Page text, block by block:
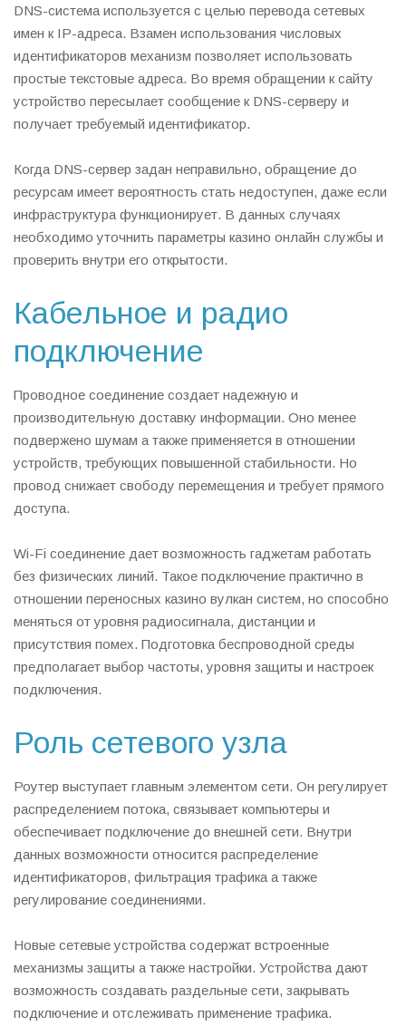
DNS-система используется с целью перевода сетевых
имен к IP-адреса. Взамен использования числовых
идентификаторов механизм позволяет использовать
простые текстовые адреса. Во время обращении к сайту
устройство пересылает сообщение к DNS-серверу и
получает требуемый идентификатор.
Когда DNS-сервер задан неправильно, обращение до
ресурсам имеет вероятность стать недоступен, даже если
инфраструктура функционирует. В данных случаях
необходимо уточнить параметры казино онлайн службы и
проверить внутри его открытости.
Кабельное и радио
подключение
Проводное соединение создает надежную и
производительную доставку информации. Оно менее
подвержено шумам а также применяется в отношении
устройств, требующих повышенной стабильности. Но
провод снижает свободу перемещения и требует прямого
доступа.
Wi-Fi соединение дает возможность гаджетам работать
без физических линий. Такое подключение практично в
отношении переносных казино вулкан систем, но способно
меняться от уровня радиосигнала, дистанции и
присутствия помех. Подготовка беспроводной среды
предполагает выбор частоты, уровня защиты и настроек
подключения.
Роль сетевого узла
Роутер выступает главным элементом сети. Он регулирует
распределением потока, связывает компьютеры и
обеспечивает подключение до внешней сети. Внутри
данных возможности относится распределение
идентификаторов, фильтрация трафика а также
регулирование соединениями.
Новые сетевые устройства содержат встроенные
механизмы защиты а также настройки. Устройства дают
возможность создавать раздельные сети, закрывать
подключение и отслеживать применение трафика.